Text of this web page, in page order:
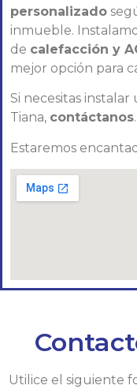
personalizado
inmueble.
de calefacción y
mejor opción para
Si necesitas
Tiana, contáctanos.
Estaremos
Utilice el siguiente